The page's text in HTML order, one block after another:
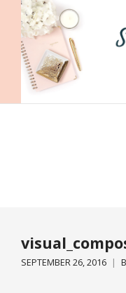
SEPTEMBER 26, 2016